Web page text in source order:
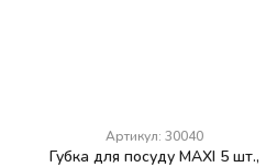
Артикул: 30040
Губка для посуду MAXI 5 шт.,